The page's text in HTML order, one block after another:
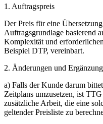
1. Auftragspreis
Der Preis für eine
Auftragsgrundlage basierend
Komplexität und
Beispiel DTP, vereinbart.
2. Änderungen und
a) Falls der Kunde darum
Zeitplans umzusetzen, ist
zusätzliche Arbeit, die eine
geltender Preisliste zu